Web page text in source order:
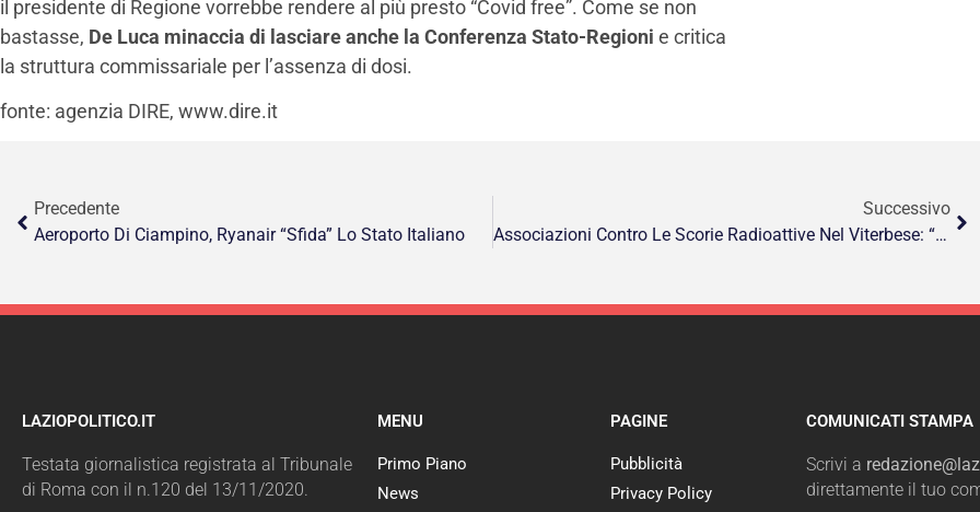
il presidente di Regione vorrebbe rendere al più presto “Covid free”. Come se non
bastasse, De Luca minaccia di lasciare anche la Conferenza Stato-Regioni e critica
la struttura commissariale per l’assenza di dosi.
fonte: agenzia DIRE, www.dire.it
Precedente
Aeroporto Di Ciampino, Ryanair “sfida” Lo Stato Italiano
Successivo
Associazioni Contro Le Scorie Radioattive Nel Viterbese: “Bene “no” Regione”
LAZIOPOLITICO.IT
Testata giornalistica registrata al Tribunale
di Roma con il n.120 del 13/11/2020.
MENU
Primo Piano
News
PAGINE
Pubblicità
Privacy Policy
COMUNICATI STAMPA
Scrivi a
direttamente il tuo